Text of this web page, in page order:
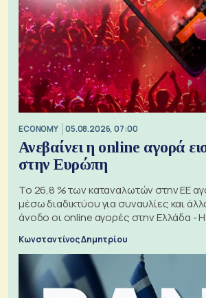
ECONOMY 05.08.2026, 07:00
Ανεβαίνει η online αγορά
στην Ευρώπη
Το 26,8 % των καταναλωτών στην ΕΕ
μέσω διαδικτύου για συναυλίες και
άνοδο οι online αγορές στην Ελλάδα -
Κωνσταντίνος Δημητρίου